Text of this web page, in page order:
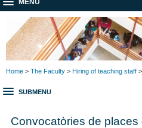
MENU
Home > The Faculty > Hiring of teaching staff
SUBMENU
Convocatòries de